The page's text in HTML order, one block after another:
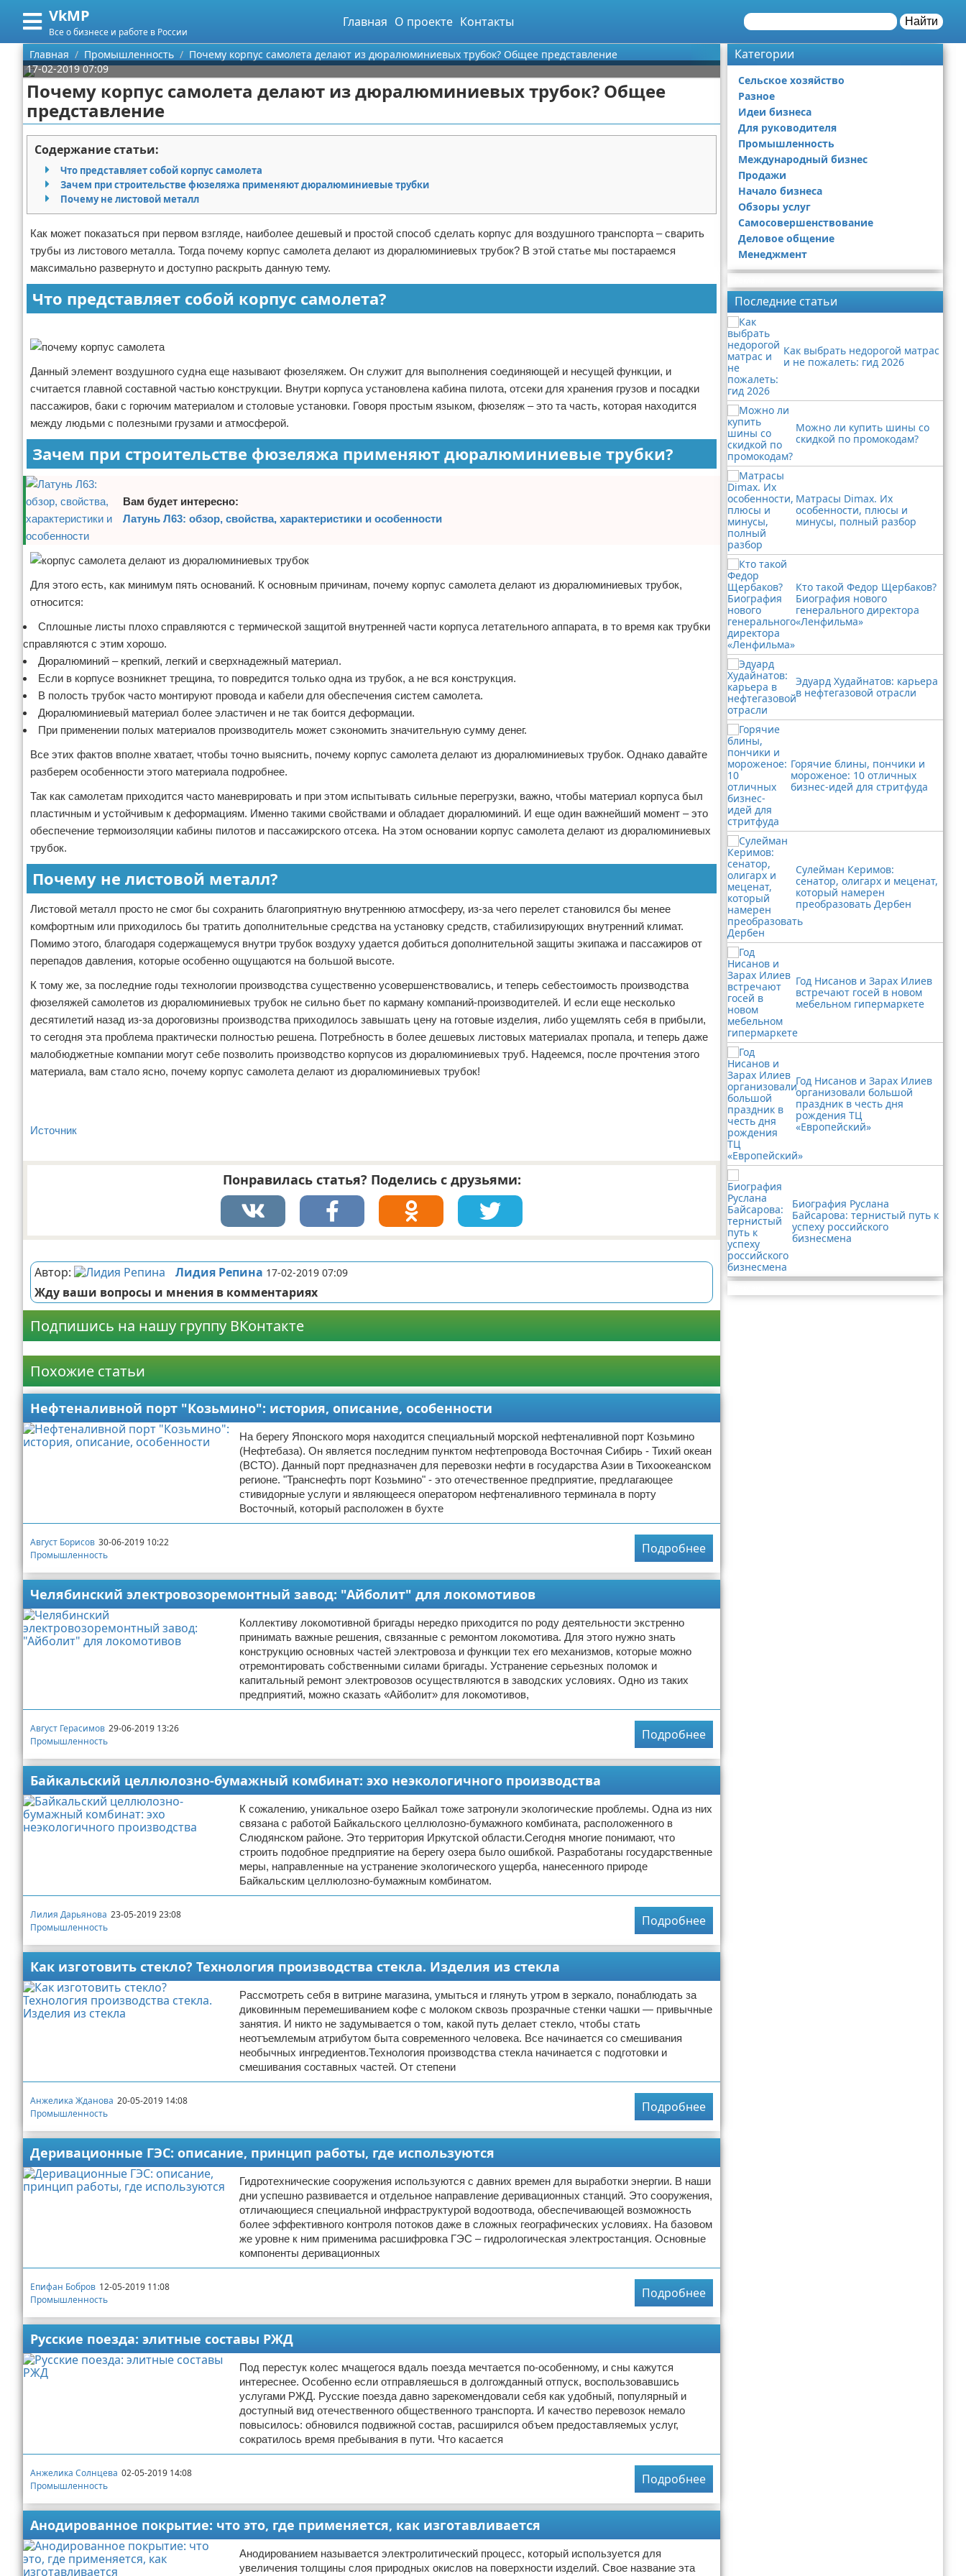
VkMP
Все о бизнесе и работе в России
Главная О проекте Контакты Найти
Меню
Главная
Категории
Сельское хозяйство
Разное
Идеи бизнеса
Для руководителя
Промышленность
Международный бизнес
Продажи
Начало бизнеса
Обзоры услуг
Самосовершенствование
Деловое общение
Менеджмент
Поиск
О проекте
Контакты
Сотрудничество
Размещение рекламы
Для правообладателей
Условия предоставления информации
Отказ от ответственности
Главная Промышленность
Почему корпус самолета делают из дюралюминиевых трубок? Общее представление
17-02-2019 07:09
Почему корпус самолета делают из дюралюминиевых трубок? Общее
представление
Содержание статьи:
Что представляет собой корпус самолета
Зачем при строительстве фюзеляжа применяют дюралюминиевые трубки
Почему не листовой металл
Как может показаться при первом взгляде, наиболее дешевый и простой способ сделать корпус для воздушного транспорта – сварить
трубы из листового металла. Тогда почему корпус самолета делают из дюралюминиевых трубок? В этой статье мы постараемся
максимально развернуто и доступно раскрыть данную тему.
Что представляет собой корпус самолета?
Данный элемент воздушного судна еще называют фюзеляжем. Он служит для выполнения соединяющей и несущей функции, и
считается главной составной частью конструкции. Внутри корпуса установлена кабина пилота, отсеки для хранения грузов и посадки
пассажиров, баки с горючим материалом и столовые установки. Говоря простым языком, фюзеляж – это та часть, которая находится
между людьми с полезными грузами и атмосферой.
Зачем при строительстве фюзеляжа применяют дюралюминиевые трубки?
Вам будет интересно:
Латунь Л63: обзор, свойства, характеристики и особенности
Для этого есть, как минимум пять оснований. К основным причинам, почему корпус самолета делают из дюралюминиевых трубок,
относится:
Сплошные листы плохо справляются с термической защитой внутренней части корпуса летательного аппарата, в то время как трубки
справляются с этим хорошо.
Дюралюминий – крепкий, легкий и сверхнадежный материал.
Если в корпусе возникнет трещина, то повредится только одна из трубок, а не вся конструкция.
В полость трубок часто монтируют провода и кабели для обеспечения систем самолета.
Дюралюминиевый материал более эластичен и не так боится деформации.
При применении полых материалов производитель может сэкономить значительную сумму денег.
Все этих фактов вполне хватает, чтобы точно выяснить, почему корпус самолета делают из дюралюминиевых трубок. Однако давайте
разберем особенности этого материала подробнее.
Так как самолетам приходится часто маневрировать и при этом испытывать сильные перегрузки, важно, чтобы материал корпуса был
пластичным и устойчивым к деформациям. Именно такими свойствами и обладает дюралюминий. И еще один важнейший момент – это
обеспечение термоизоляции кабины пилотов и пассажирского отсека. На этом основании корпус самолета делают из дюралюминиевых
трубок.
Почему не листовой металл?
Листовой металл просто не смог бы сохранить благоприятную внутреннюю атмосферу, из-за чего перелет становился бы менее
комфортным или приходилось бы тратить дополнительные средства на установку средств, стабилизирующих внутренний климат.
Помимо этого, благодаря содержащемуся внутри трубок воздуху удается добиться дополнительной защиты экипажа и пассажиров от
перепадов давления, которые особенно ощущаются на большой высоте.
К тому же, за последние годы технологии производства существенно усовершенствовались, и теперь себестоимость производства
фюзеляжей самолетов из дюралюминиевых трубок не сильно бьет по карману компаний-производителей. И если еще несколько
десятилетий назад из-за дороговизны производства приходилось завышать цену на готовые изделия, либо ущемлять себя в прибыли,
то сегодня эта проблема практически полностью решена. Потребность в более дешевых листовых материалах пропала, и теперь даже
малобюджетные компании могут себе позволить производство корпусов из дюралюминиевых труб. Надеемся, после прочтения этого
материала, вам стало ясно, почему корпус самолета делают из дюралюминиевых трубок!
Источник
Понравилась статья? Поделись с друзьями:
Автор: Лидия Репина 17-02-2019 07:09
Жду ваши вопросы и мнения в комментариях
Подпишись на нашу группу ВКонтакте
Похожие статьи
Нефтеналивной порт "Козьмино": история, описание, особенности
На берегу Японского моря находится специальный морской нефтеналивной порт Козьмино
(Нефтебаза). Он является последним пунктом нефтепровода Восточная Сибирь - Тихий океан
(ВСТО). Данный порт предназначен для перевозки нефти в государства Азии в Тихоокеанском
регионе. "Транснефть порт Козьмино" - это отечественное предприятие, предлагающее
стивидорные услуги и являющееся оператором нефтеналивного терминала в порту
Восточный, который расположен в бухте
Август Борисов 30-06-2019 10:22
Промышленность
Подробнее
Челябинский электровозоремонтный завод: "Айболит" для локомотивов
Коллективу локомотивной бригады нередко приходится по роду деятельности экстренно
принимать важные решения, связанные с ремонтом локомотива. Для этого нужно знать
конструкцию основных частей электровоза и функции тех его механизмов, которые можно
отремонтировать собственными силами бригады. Устранение серьезных поломок и
капитальный ремонт электровозов осуществляются в заводских условиях. Одно из таких
предприятий, можно сказать «Айболит» для локомотивов,
Август Герасимов 29-06-2019 13:26
Промышленность
Подробнее
Байкальский целлюлозно-бумажный комбинат: эхо неэкологичного производства
К сожалению, уникальное озеро Байкал тоже затронули экологические проблемы. Одна из них
связана с работой Байкальского целлюлозно-бумажного комбината, расположенного в
Слюдянском районе. Это территория Иркутской области.Сегодня многие понимают, что
строить подобное предприятие на берегу озера было ошибкой. Разработаны государственные
меры, направленные на устранение экологического ущерба, нанесенного природе
Байкальским целлюлозно-бумажным комбинатом.
Лилия Дарьянова 23-05-2019 23:08
Промышленность
Подробнее
Как изготовить стекло? Технология производства стекла. Изделия из стекла
Рассмотреть себя в витрине магазина, умыться и глянуть утром в зеркало, понаблюдать за
диковинным перемешиванием кофе с молоком сквозь прозрачные стенки чашки — привычные
занятия. И никто не задумывается о том, какой путь делает стекло, чтобы стать
неотъемлемым атрибутом быта современного человека. Все начинается со смешивания
необычных ингредиентов.Технология производства стекла начинается с подготовки и
смешивания составных частей. От степени
Анжелика Жданова 20-05-2019 14:08
Промышленность
Подробнее
Деривационные ГЭС: описание, принцип работы, где используются
Гидротехнические сооружения используются с давних времен для выработки энергии. В наши
дни успешно развивается и отдельное направление деривационных станций. Это сооружения,
отличающиеся специальной инфраструктурой водоотвода, обеспечивающей возможность
более эффективного контроля потоков даже в сложных географических условиях. На базовом
же уровне к ним применима расшифровка ГЭС – гидрологическая электростанция. Основные
компоненты деривационных
Епифан Бобров 12-05-2019 11:08
Промышленность
Подробнее
Русские поезда: элитные составы РЖД
Под перестук колес мчащегося вдаль поезда мечтается по-особенному, и сны кажутся
интереснее. Особенно если отправляешься в долгожданный отпуск, воспользовавшись
услугами РЖД. Русские поезда давно зарекомендовали себя как удобный, популярный и
доступный вид отечественного общественного транспорта. И качество перевозок немало
повысилось: обновился подвижной состав, расширился объем предоставляемых услуг,
сократилось время пребывания в пути. Что касается
Анжелика Солнцева 02-05-2019 14:08
Промышленность
Подробнее
Анодированное покрытие: что это, где применяется, как изготавливается
Анодированием называется электролитический процесс, который используется для
увеличения толщины слоя природных окислов на поверхности изделий. Свое название эта
Категории
Сельское хозяйство
Разное
Идеи бизнеса
Для руководителя
Промышленность
Международный бизнес
Продажи
Начало бизнеса
Обзоры услуг
Самосовершенствование
Деловое общение
Менеджмент
Последние статьи
Как выбрать недорогой матрас
и не пожалеть: гид 2026
Можно ли купить шины со
скидкой по промокодам?
Матрасы Dimax. Их
особенности, плюсы и
минусы, полный разбор
Кто такой Федор Щербаков?
Биография нового
генерального директора
«Ленфильма»
Эдуард Худайнатов: карьера
в нефтегазовой отрасли
Горячие блины, пончики и
мороженое: 10 отличных
бизнес-идей для стритфуда
Сулейман Керимов:
сенатор, олигарх и меценат,
который намерен
преобразовать Дербен
Год Нисанов и Зарах Илиев
встречают госей в новом
мебельном гипермаркете
Год Нисанов и Зарах Илиев
организовали большой
праздник в честь дня
рождения ТЦ
«Европейский»
Биография Руслана
Байсарова: тернистый путь к
успеху российского
бизнесмена